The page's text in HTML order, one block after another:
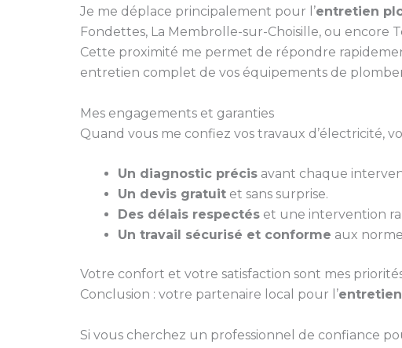
Je me déplace principalement pour l’entretien
Fondettes, La Membrolle-sur-Choisille, ou encore
Cette proximité me permet de répondre
entretien complet de vos équipements de
Mes engagements et garanties
Quand vous me confiez vos travaux d’électricité,
Un diagnostic précis avant chaque
Un devis gratuit et sans surprise.
Des délais respectés et une intervention
Un travail sécurisé et conforme aux
Votre confort et votre satisfaction sont mes
Conclusion : votre partenaire local pour l’
Si vous cherchez un professionnel de confiance